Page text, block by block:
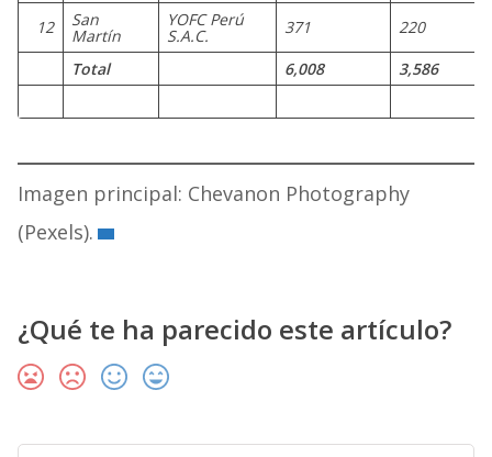
12 San
Martín
YOFC Perú
S.A.C. 371
220
Total
6,008 3,586
Imagen principal: Chevanon Photography
(Pexels).
¿Qué te ha parecido este artículo?